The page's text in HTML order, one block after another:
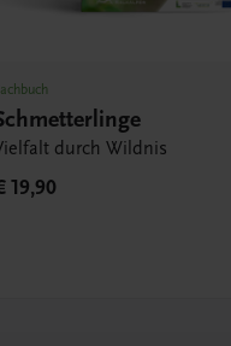
durch Wildnis
19,90